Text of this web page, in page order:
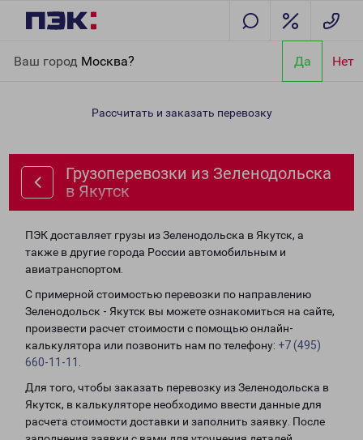
Ваш город Москва? Да Нет
Якутск
Рассчитать и заказать перевозку
Грузоперевозки из Зеленодольска
в Якутск
ПЭК доставляет грузы из Зеленодольска в Якутск, а
также в другие города России автомобильным и
авиатранспортом.
С примерной стоимостью перевозки по направлению
Зеленодольск - Якутск вы можете ознакомиться на сайте,
произвести расчет стоимости с помощью онлайн-
калькулятора или позвонить нам по телефону: +7 (495)
660-11-11
Для того, чтобы заказать перевозку из Зеленодольска в
Якутск, в калькуляторе необходимо ввести данные для
расчета стоимости доставки и заполнить заявку. После